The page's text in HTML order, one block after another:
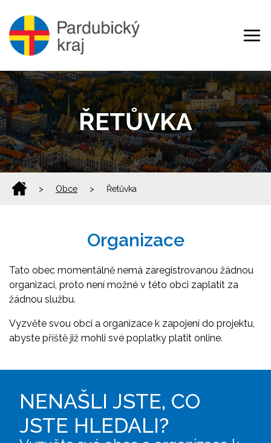
ŘETŮVKA
> Obce > Řetůvka
Organizace
Tato obec momentálně nemá zaregistrovanou žádnou
organizaci, proto není možné v této obci zaplatit za
žádnou službu.
Vyzvěte svou obci a organizace k zapojení do projektu,
abyste příště již mohli své poplatky platit online.
NENAŠLI JSTE, CO
JSTE HLEDALI?